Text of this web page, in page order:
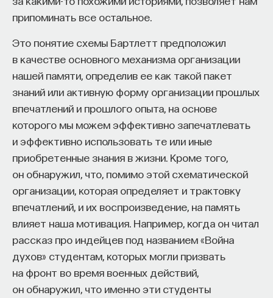
припоминать все остальное.
Это понятие схемы Бартлетт предположил
в качестве основного механизма организации
нашей памяти, определив ее как такой пакет
знаний или активную форму организации прошлых
впечатлений и прошлого опыта, на основе
которого мы можем эффективно запечатлевать
и эффективно использовать те или иные
приобретенные знания в жизни. Кроме того,
он обнаружил, что, помимо этой схематической
организации, которая определяет и трактовку
впечатлений, и их воспроизведение, на память
влияет наша мотивация. Например, когда он читал
рассказ про индейцев под названием «Война
духов» студентам, которых могли призвать
на фронт во время военных действий,
он обнаружил, что именно эти студенты